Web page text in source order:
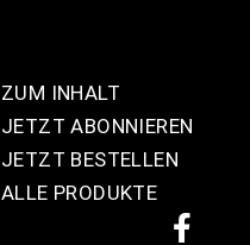
ZUM INHALT
JETZT ABONNIEREN
JETZT BESTELLEN
ALLE PRODUKTE